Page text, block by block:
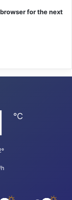
for the next
℃